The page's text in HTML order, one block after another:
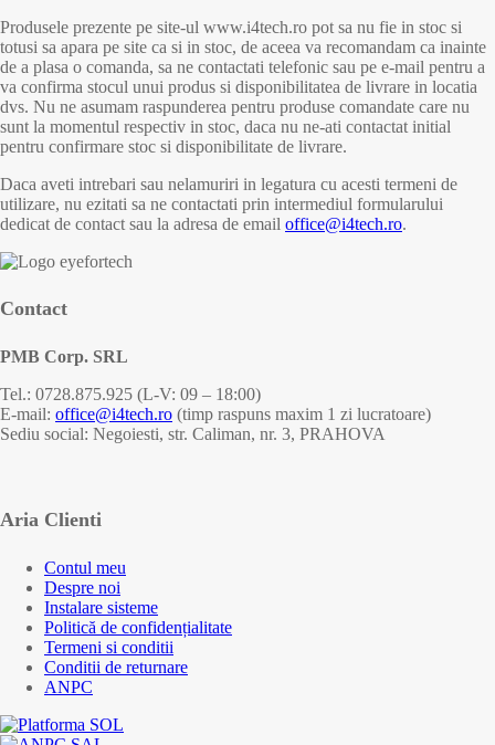
Produsele prezente pe site-ul www.i4tech.ro pot sa nu fie in stoc si
totusi sa apara pe site ca si in stoc, de aceea va recomandam ca inainte
de a plasa o comanda, sa ne contactati telefonic sau pe e-mail pentru a
va confirma stocul unui produs si disponibilitatea de livrare in locatia
dvs. Nu ne asumam raspunderea pentru produse comandate care nu
sunt la momentul respectiv in stoc, daca nu ne-ati contactat initial
pentru confirmare stoc si disponibilitate de livrare.
Daca aveti intrebari sau nelamuriri in legatura cu acesti termeni de
utilizare, nu ezitati sa ne contactati prin intermediul formularului
dedicat de contact sau la adresa de email office@i4tech.ro.
Contact
PMB Corp. SRL
Tel.: 0728.875.925 (L-V: 09 – 18:00)
E-mail: office@i4tech.ro (timp raspuns maxim 1 zi lucratoare)
Sediu social: Negoiesti, str. Caliman, nr. 3, PRAHOVA
Aria Clienti
Contul meu
Despre noi
Instalare sisteme
Politică de confidențialitate
Termeni si conditii
Conditii de returnare
ANPC